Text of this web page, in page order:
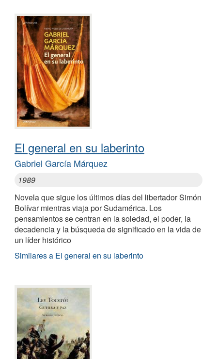
El general en su laberinto
Gabriel García Márquez
1989
Novela que sigue los últimos días del libertador Simón
Bolívar mientras viaja por Sudamérica. Los
pensamientos se centran en la soledad, el poder, la
decadencia y la búsqueda de significado en la vida de
un líder histórico
Similares a El general en su laberinto